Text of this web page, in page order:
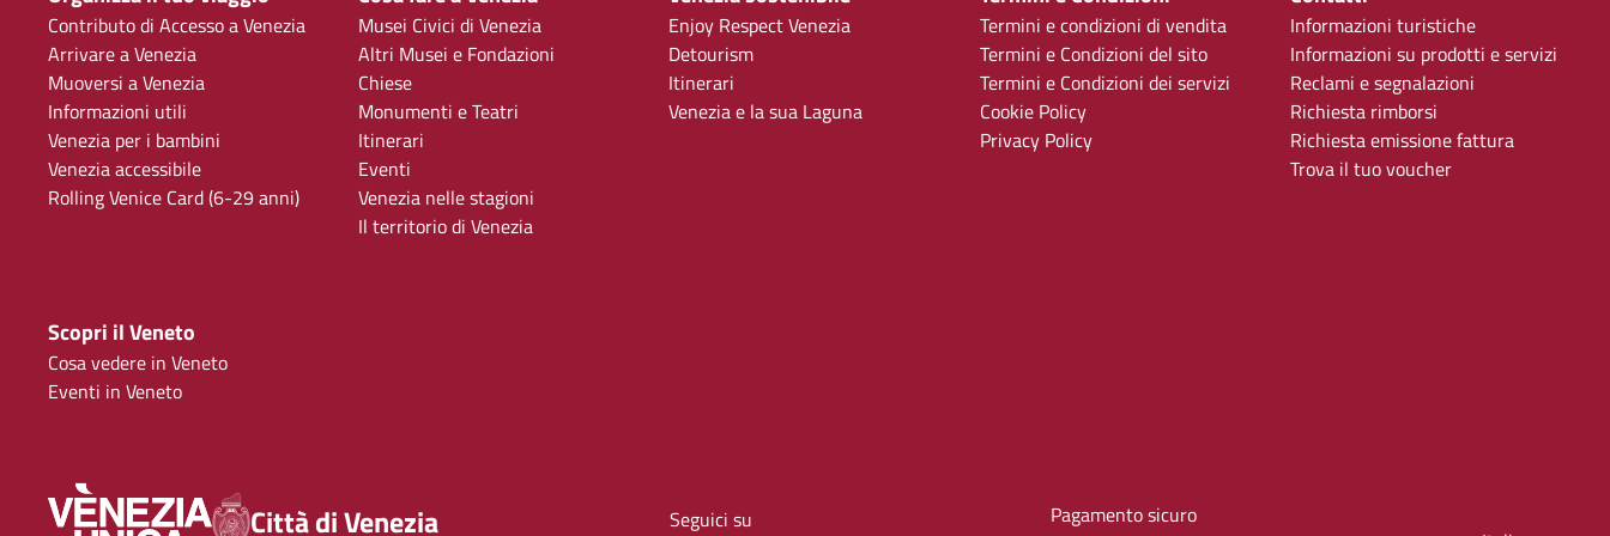
Contributo di Accesso a Venezia
Arrivare a Venezia
Muoversi a Venezia
Informazioni utili
Venezia per i bambini
Venezia accessibile
Rolling Venice Card (6-29 anni)
Musei Civici di Venezia
Altri Musei e Fondazioni
Chiese
Monumenti e Teatri
Itinerari
Eventi
Venezia nelle stagioni
Il territorio di Venezia
Enjoy Respect Venezia
Detourism
Itinerari
Venezia e la sua Laguna
Termini e condizioni di vendita
Termini e Condizioni del sito
Termini e Condizioni dei servizi
Cookie Policy
Privacy Policy
Informazioni turistiche
Informazioni su prodotti e servizi
Reclami e segnalazioni
Richiesta rimborsi
Richiesta emissione fattura
Trova il tuo voucher
Scopri il Veneto
Cosa vedere in Veneto
Eventi in Veneto
Città di Venezia Seguici su Pagamento sicuro